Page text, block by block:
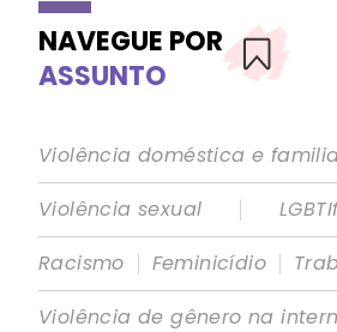
NAVEGUE POR
ASSUNTO
Violência doméstica e
Violência sexual
|
Racismo | Feminicídio |
Violência de gênero na